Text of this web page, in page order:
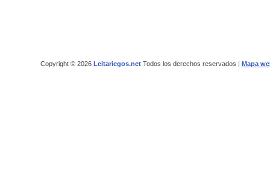
Copyright © 2026 Leitariegos.netTodos los derechos reservados | Mapa